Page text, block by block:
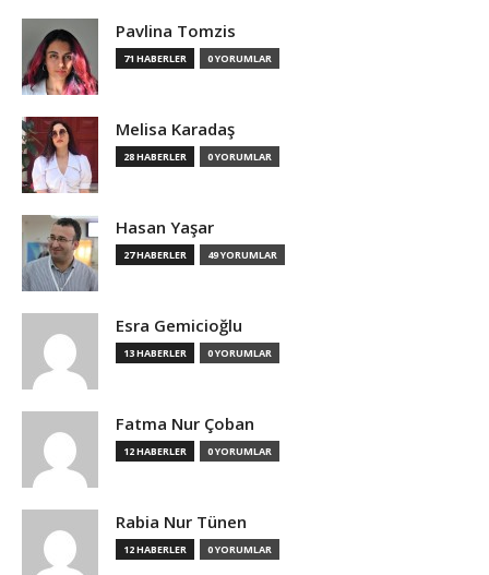
Pavlina Tomzis
71 HABERLER 0 YORUMLAR
Melisa Karadaş
28 HABERLER 0 YORUMLAR
Hasan Yaşar
27 HABERLER 49 YORUMLAR
Esra Gemicioğlu
13 HABERLER 0 YORUMLAR
Fatma Nur Çoban
12 HABERLER 0 YORUMLAR
Rabia Nur Tünen
12 HABERLER 0 YORUMLAR